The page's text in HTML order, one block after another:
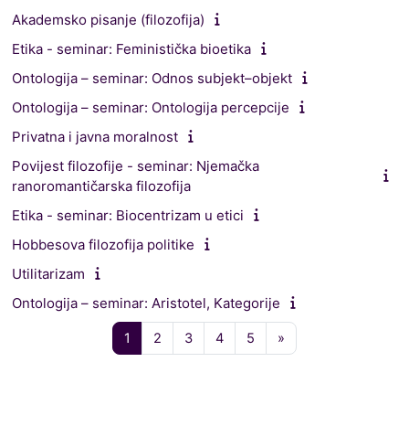
Akademsko pisanje (filozofija)
Etika - seminar: Feministička bioetika
Ontologija – seminar: Odnos subjekt–objekt
Ontologija – seminar: Ontologija percepcije
Privatna i javna moralnost
Povijest filozofije - seminar: Njemačka
ranoromantičarska filozofija
Etika - seminar: Biocentrizam u etici
Hobbesova filozofija politike
Utilitarizam
Ontologija – seminar: Aristotel, Kategorije
1 Pagina 1
2 Pagina 2
3Pagina 3
4Pagina 4
5 Pagina 5
»